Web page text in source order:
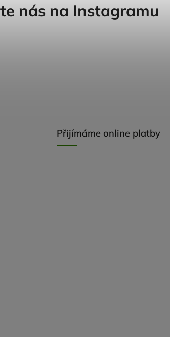
Přijímáme online platby
nás na Instagramu